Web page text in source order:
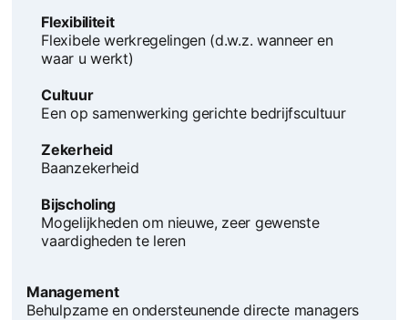
Flexibiliteit
Flexibele werkregelingen (d.w.z. wanneer en
waar u werkt)
Cultuur
Een op samenwerking gerichte bedrijfscultuur
Zekerheid
Baanzekerheid
Bijscholing
Mogelijkheden om nieuwe, zeer gewenste
vaardigheden te leren
Management
Behulpzame en ondersteunende directe managers